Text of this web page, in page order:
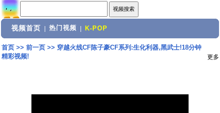
视频首页 热门视频 K-POP
首页>> 前一页>> 穿越火线CF陈子豪CF系列:生化利器,黑武士!18分钟
精彩视频!
更多